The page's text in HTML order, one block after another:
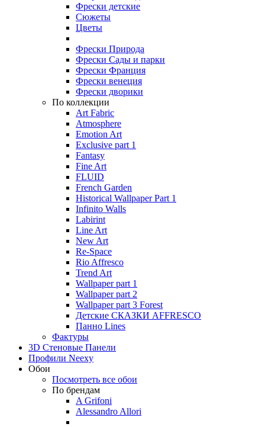
Фрески детские
Сюжеты
Цветы
Фрески Природа
Фрески Сады и парки
Фрески Франция
Фрески венеция
Фрески дворики
По коллекции
Art Fabric
Atmosphere
Emotion Art
Exclusive part 1
Fantasy
Fine Art
FLUID
French Garden
Historical Wallpaper Part 1
Infinito Walls
Labirint
Line Art
New Art
Re-Space
Rio Affresco
Trend Art
Wallpaper part 1
Wallpaper part 2
Wallpaper part 3 Forest
Детские СКАЗКИ AFFRESCO
Панно Lines
Фактуры
3D Стеновые Панели
Профили Neexy
Обои
Посмотреть все обои
По брендам
A Grifoni
Alessandro Allori